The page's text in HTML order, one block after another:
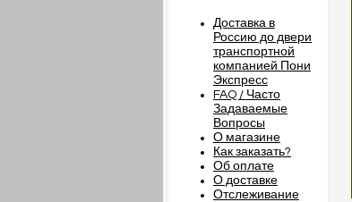
Доставка в
Россию до двери
транспортной
компанией Пони
Экспресс
FAQ / Часто
Задаваемые
Вопросы
О магазине
Как заказать?
Об оплате
О доставке
Отслеживание